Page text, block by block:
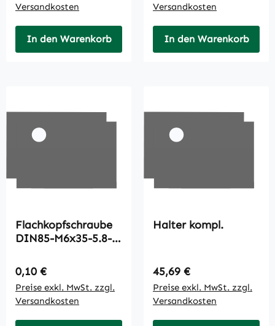
Versandkosten
In den Warenkorb
Versandkosten
In den Warenkorb
Flachkopfschraube
DIN85-M6x35-5.8-
Regulärer Preis:
0,10 €
Preise exkl. MwSt. zzgl.
Versandkosten
Halter kompl.
Regulärer Preis:
45,69 €
Preise exkl. MwSt. zzgl.
Versandkosten